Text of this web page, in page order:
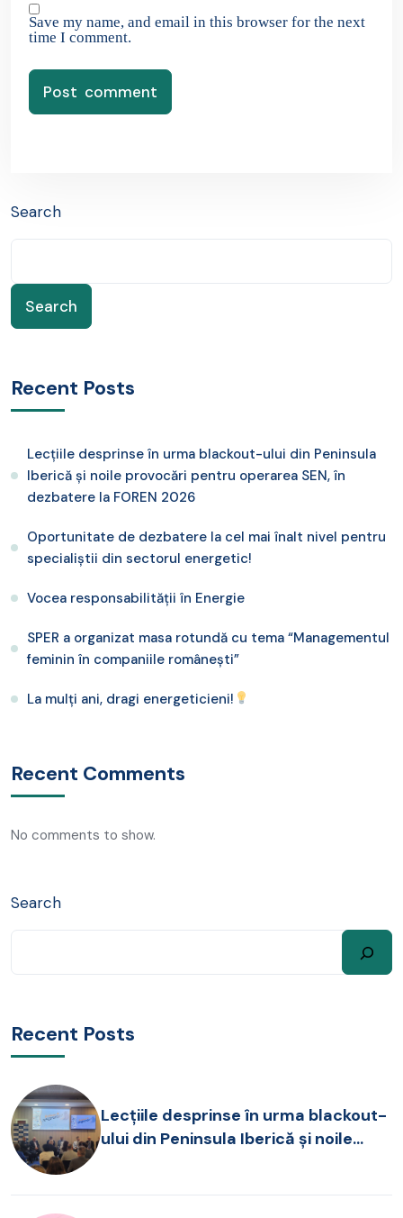
Save my name, and email in this browser for the next
time I comment.
Search
Search
Recent Posts
Lecțiile desprinse în urma blackout-ului din Peninsula
Iberică și noile provocări pentru operarea SEN, în
dezbatere la FOREN 2026
Oportunitate de dezbatere la cel mai înalt nivel pentru
specialiștii din sectorul energetic!
Vocea responsabilității în Energie
SPER a organizat masa rotundă cu tema “Managementul
feminin în companiile românești”
La mulți ani, dragi energeticieni!
Recent Comments
No comments to show.
Search
Recent Posts
Lecțiile desprinse în urma blackout-
ului din Peninsula Iberică și noile